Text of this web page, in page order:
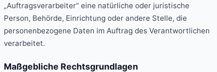
„Auftragsverarbeiter“ eine natürliche oder juristische
Person, Behörde, Einrichtung oder andere Stelle, die
personenbezogene Daten im Auftrag des Verantwortlichen
verarbeitet.
Maßgebliche Rechtsgrundlagen